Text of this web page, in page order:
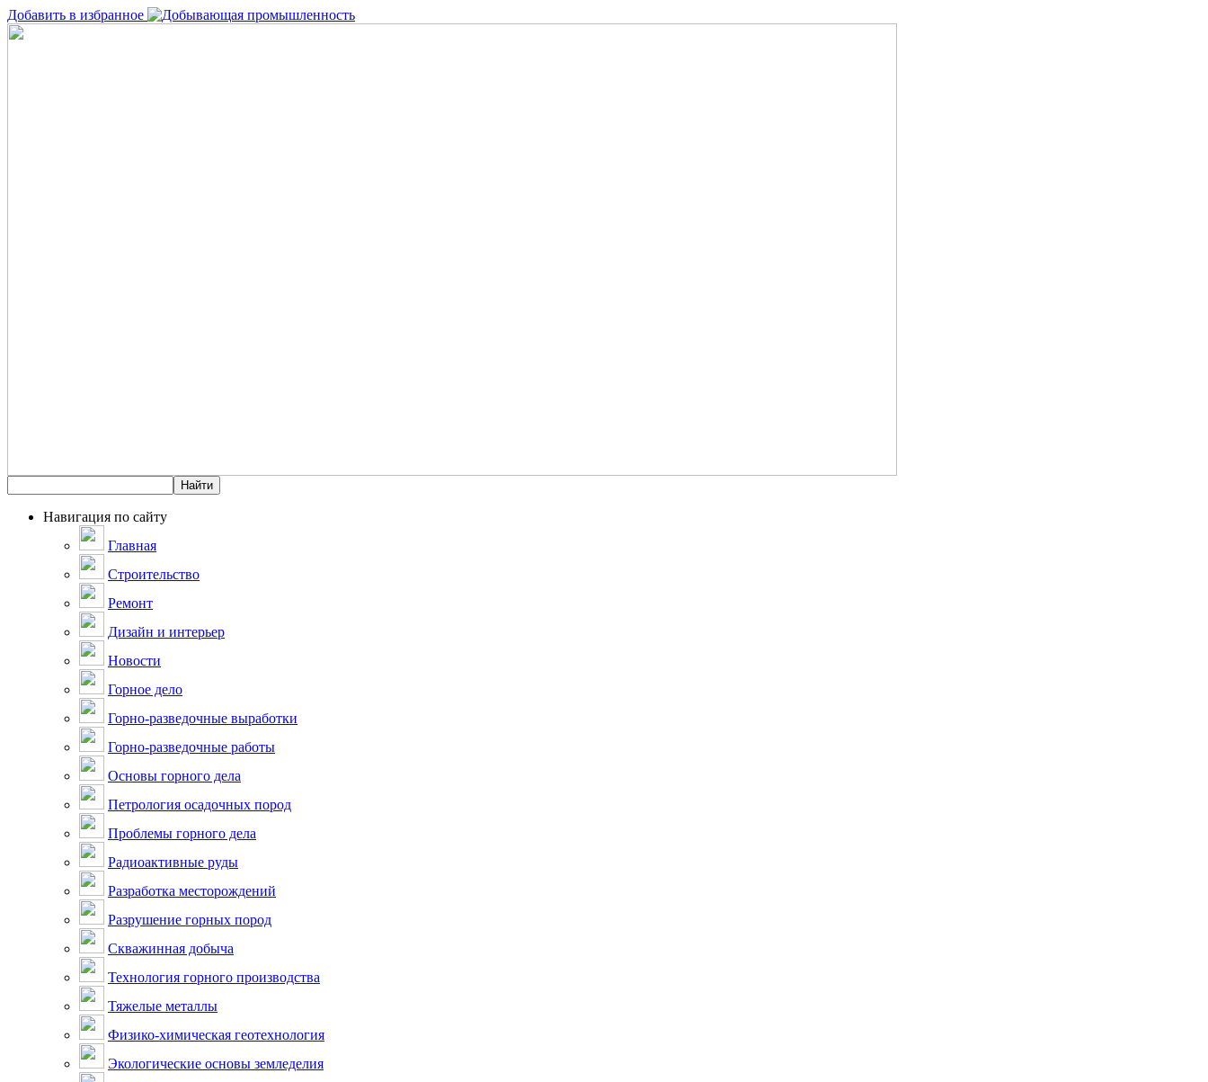
Добавить в избранное
Навигация по сайту
Главная
Строительство
Ремонт
Дизайн и интерьер
Новости
Горное дело
Горно-разведочные выработки
Горно-разведочные работы
Основы горного дела
Петрология осадочных пород
Проблемы горного дела
Радиоактивные руды
Разработка месторождений
Разрушение горных пород
Скважинная добыча
Технология горного производства
Тяжелые металлы
Физико-химическая геотехнология
Экологические основы земледелия